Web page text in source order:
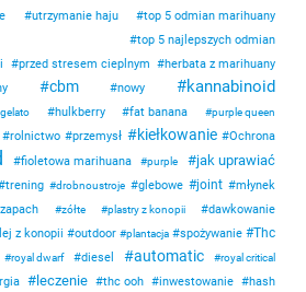
utrzymanie haju
top 5 odmian marihuany
top 5 najlepszych odmian
przed stresem cieplnym
herbata z marihuany
cbm nowy kannabinoid
hulkberry fat banana purple queen
rolnictwo przemysł kiełkowanie
Ochrona
fioletowa marihuana purple jak uprawiać
trening drobnoustroje glebowe joint
młynek
zapach zółte plastry z konopii
dawkowanie
z konopii outdoor plantacja spożywanie Thc
royal dwarf diesel automatic royal critical
leczenie thc ooh inwestowanie hash